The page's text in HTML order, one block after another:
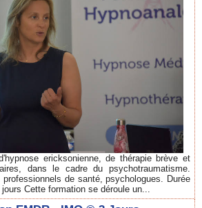
ericksonienne, de thérapie brève et
dans le cadre du psychotraumatisme.
professionnels de santé, psychologues. Durée
Cette formation se déroule un...